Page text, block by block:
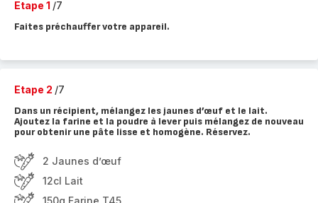
Etape 1 /7
Faites préchauffer votre appareil.
Etape 2 /7
Dans un récipient, mélangez les jaunes d’œuf et le lait.
Ajoutez la farine et la poudre à lever puis mélangez de nouveau
pour obtenir une pâte lisse et homogène. Réservez.
2 Jaunes d’œuf
12cl Lait
150g Farine T45